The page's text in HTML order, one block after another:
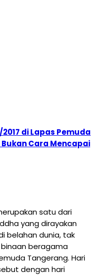
di Lapas Pemuda
Cara Mencapai
satu dari
yang dirayakan
belahan dunia, tak
beragama
Tangerang. Hari
dengan hari